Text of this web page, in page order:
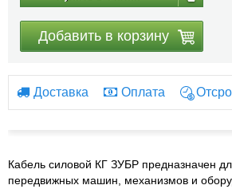
Добавить в корзину
Доставка Оплата
Кабель силовой КГ ЗУБР предназначен
передвижных машин, механизмов и